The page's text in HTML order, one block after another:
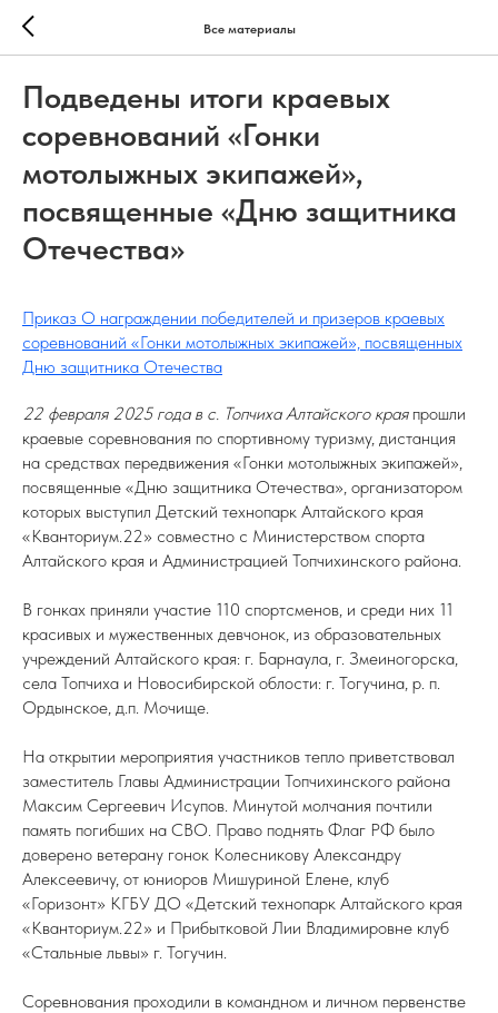
Все материалы
Подведены итоги краевых
соревнований «Гонки
мотолыжных экипажей»,
посвященные «Дню защитника
Отечества»
Приказ О награждении победителей и призеров краевых
соревнований «Гонки мотолыжных экипажей», посвященных
Дню защитника Отечества
22 февраля 2025 года в с. Топчиха Алтайского краяпрошли
краевые соревнования по спортивному туризму, дистанция
на средствах передвижения «Гонки мотолыжных экипажей»,
посвященные «Дню защитника Отечества», организатором
которых выступил Детский технопарк Алтайского края
«Кванториум.22» совместно с Министерством спорта
Алтайского края и Администрацией Топчихинского района.
В гонках приняли участие 110 спортсменов, и среди них 11
красивых и мужественных девчонок, из образовательных
учреждений Алтайского края: г. Барнаула, г. Змеиногорска,
села Топчиха и Новосибирской облости: г. Тогучина, р. п.
Ордынское, д.п. Мочище.
На открытии мероприятия участников тепло приветствовал
заместитель Главы Администрации Топчихинского района
Максим Сергеевич Исупов. Минутой молчания почтили
память погибших на СВО. Право поднять Флаг РФ было
доверено ветерану гонок Колесникову Александру
Алексеевичу, от юниоров Мишуриной Елене, клуб
«Горизонт» КГБУ ДО «Детский технопарк Алтайского края
«Кванториум.22» и Прибытковой Лии Владимировне клуб
«Стальные львы» г. Тогучин.
Соревнования проходили в командном и личном первенстве